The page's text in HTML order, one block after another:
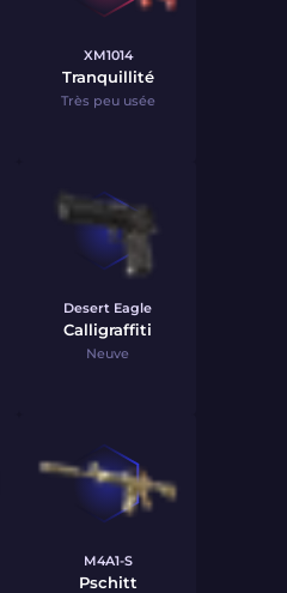
XM1014
Tranquillité
Très peu usée
Desert Eagle
Calligraffiti
Neuve
M4A1-S
Pschitt